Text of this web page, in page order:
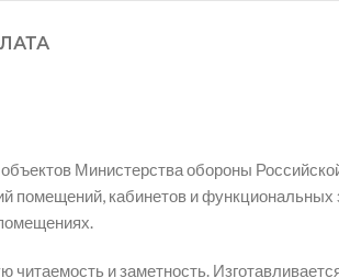
Министерства обороны
помещений, кабинетов и функциональных
и заметность.